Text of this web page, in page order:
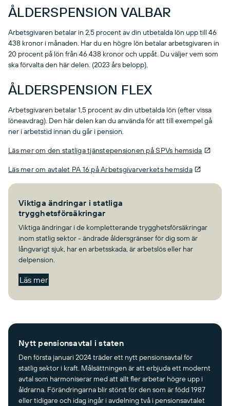
ÅLDERSPENSION VALBAR
Arbetsgivaren betalar in 2,5 procent av din utbetalda lön upp till 46
438 kronor i månaden. Har du en högre lön betalar arbetsgivaren in
20 procent på lön från 46 438 kronor och uppåt. Du väljer vem som
ska förvalta den här delen. (2023 års belopp).
ÅLDERSPENSION FLEX
Arbetsgivaren betalar 1,5 procent av din utbetalda lön (efter vissa
löneavdrag). Den här delen kan du använda för att till exempel gå
ner i arbetstid innan du går i pension.
Läs mer om den statliga tjänstepensionen på SPVs hemsida
Läs mer om avtalet PA 16 på Arbetsgivarverkets hemsida
Viktiga ändringar i statliga
trygghetsförsäkringar
Viktiga ändringar i de kompletterande trygghetsförsäkringar
inom statlig sektor - ändrade åldersgränser för dig som är
långvarigt sjuk, har en arbetsskada, är arbetslös eller har
delpension.
Läs mer
Nytt pensionsavtal i staten
Den första januari 2024 träder ett nytt pensionsavtal för
statlig sektor i kraft. Målsättningen är att erbjuda ett modernt
avtal som harmoniserar med att allt fler arbetar högre upp i
åldrarna. Förändringarna blir störst för den som är född 1987
eller tidigare och idag ingår i avdelning två i pensionsavtalet